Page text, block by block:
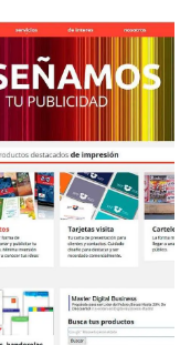
deportivos